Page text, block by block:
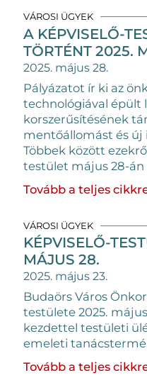
VÁROSI ÜGYEK
A KÉPVISELŐ-
TÖRTÉNT 2025.
2025. május 28.
Pályázatot ír ki az
technológiával épült
korszerűsítésének
mentőállomást és új
Többek között
testület május 28-
Tovább a teljes
VÁROSI ÜGYEK
KÉPVISELŐ-
MÁJUS 28.
2025. május 23.
Budaörs Város
testülete 2025.
kezdettel testületi
emeleti
Tovább a teljes